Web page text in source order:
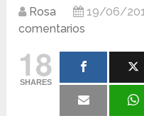
Rosa 19/06/
comentarios
18
SHARES